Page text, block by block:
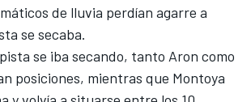
de lluvia perdían agarre a
se secaba.
se iba secando, tanto Aron como
posiciones, mientras que Montoya